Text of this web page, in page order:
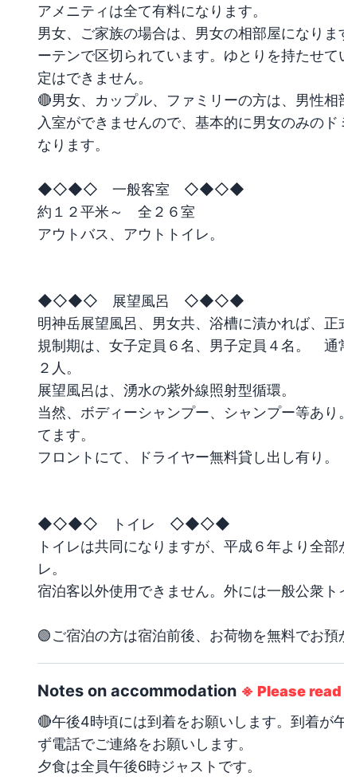
アメニティは全て有料になります。
男女、ご家族の場合は、男女の相部屋になり
ーテンで区切られています。ゆとりを持たせ
定はできません。
🔴男女、カップル、ファミリーの方は、男性
入室ができませんので、基本的に男女のみの
なります。
◆◇◆◇　一般客室　◇◆◇◆
約１２平米～　全２６室
アウトバス、アウトトイレ。
◆◇◆◇　展望風呂　◇◆◇◆
明神岳展望風呂、男女共、浴槽に漬かれば、正
規制期は、女子定員６名、男子定員４名。　
２人。
展望風呂は、湧水の紫外線照射型循環。
当然、ボディーシャンプー、シャンプー等あ
てます。
フロントにて、ドライヤー無料貸し出し有り。
◆◇◆◇　トイレ　◇◆◇◆
トイレは共同になりますが、平成６年より全
レ。
宿泊客以外使用できません。外には一般公衆ト
🟢ご宿泊の方は宿泊前後、お荷物を無料でお預
Notes on accommodation ※ Please
🔴午後4時頃には到着をお願いします。到着が
ず電話でご連絡をお願いします。
夕食は全員午後6時ジャストです。